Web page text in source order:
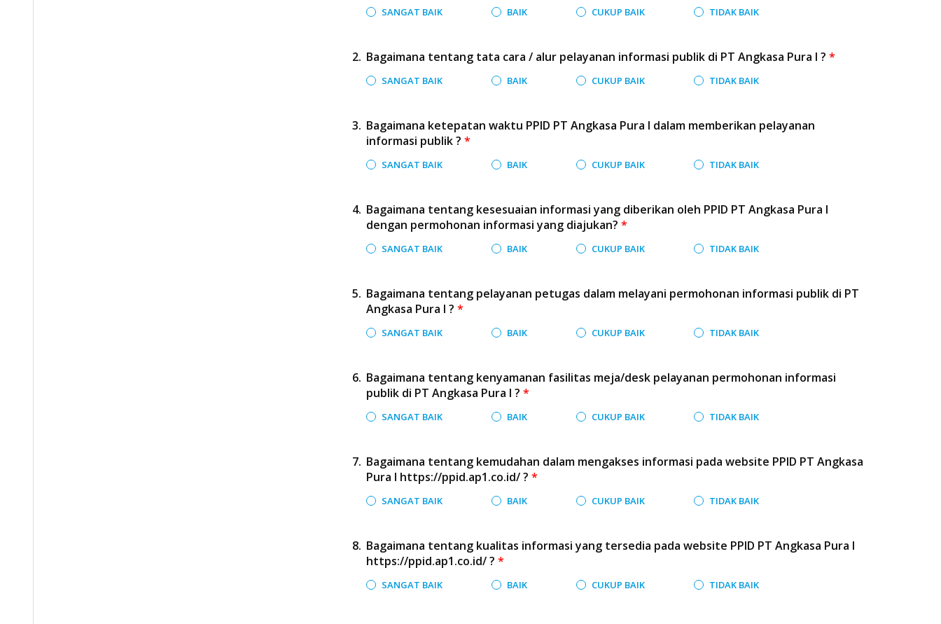
SANGAT BAIK BAIK CUKUP BAIK TIDAK BAIK
Bagaimana tentang tata cara / alur pelayanan informasi publik di PT Angkasa Pura I ? *
SANGAT BAIK BAIK CUKUP BAIK TIDAK BAIK
Bagaimana ketepatan waktu PPID PT Angkasa Pura I dalam memberikan pelayanan
informasi publik ? *
SANGAT BAIK BAIK CUKUP BAIK TIDAK BAIK
Bagaimana tentang kesesuaian informasi yang diberikan oleh PPID PT Angkasa Pura I
dengan permohonan informasi yang diajukan? *
SANGAT BAIK BAIK CUKUP BAIK TIDAK BAIK
Bagaimana tentang pelayanan petugas dalam melayani permohonan informasi publik di PT
Angkasa Pura I ? *
SANGAT BAIK BAIK CUKUP BAIK TIDAK BAIK
Bagaimana tentang kenyamanan fasilitas meja/desk pelayanan permohonan informasi
publik di PT Angkasa Pura I ? *
SANGAT BAIK BAIK CUKUP BAIK TIDAK BAIK
Bagaimana tentang kemudahan dalam mengakses informasi pada website PPID PT Angkasa
Pura I https://ppid.ap1.co.id/ ? *
SANGAT BAIK BAIK CUKUP BAIK TIDAK BAIK
Bagaimana tentang kualitas informasi yang tersedia pada website PPID PT Angkasa Pura I
https://ppid.ap1.co.id/ ? *
SANGAT BAIK BAIK CUKUP BAIK TIDAK BAIK